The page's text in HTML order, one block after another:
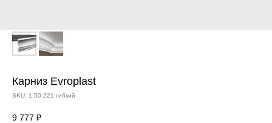
Карниз Evroplast
SKU: 1.50.221 гибкий
9 777 ₽